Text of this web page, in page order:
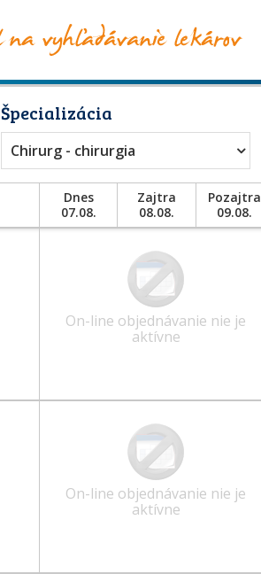
Špecializácia
Chirurg - chirurgia
Dnes
07.08.
Zajtra
08.08.
Pozajtra
09.08.
On-line objednávanie nie je
aktívne
On-line objednávanie nie je
aktívne